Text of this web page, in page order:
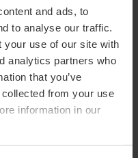
and ads, to
to analyse our traffic.
your use of our site with
analytics partners who
that you’ve
from your use
information in our